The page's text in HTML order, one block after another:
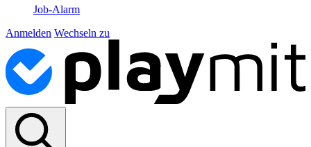
Job-Alarm
Anmelden Wechseln zu